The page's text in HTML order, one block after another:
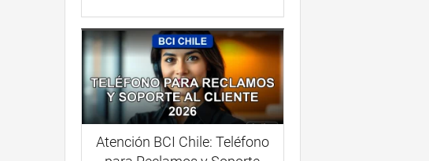
Atención BCI Chile: Teléfono